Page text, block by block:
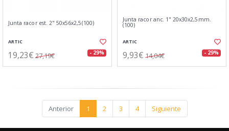
Junta racor est. 2" 50x56x2,5(100)
ARTIC
19,23€ 27,19€ - 29%
Junta racor anc. 1" 20x30x2,5mm.
(100)
ARTIC
9,93€ 14,04€ - 29%
Anterior 1 2 3 4 Siguiente